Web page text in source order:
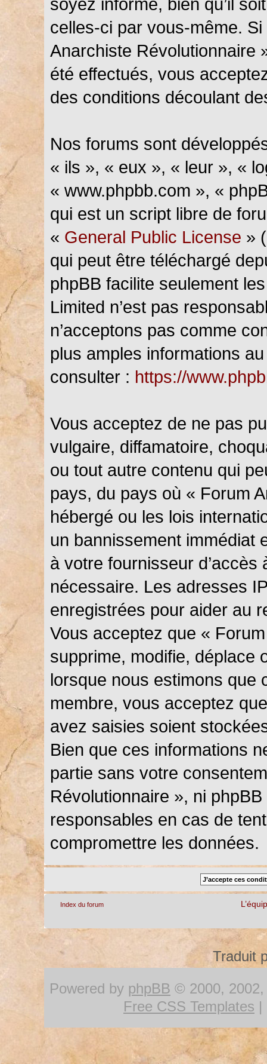
celles-ci par vous-même.
Anarchiste Révolutionnaire
été effectués, vous
des conditions découlant
Nos forums sont
« ils », « eux », « leur », «
« www.phpbb.com », «
qui est un script libre de
« General Public License »
qui peut être téléchargé
phpBB facilite seulement
Limited n’est pas
n’acceptons pas comme
plus amples informations
consulter : https://
Vous acceptez de ne pas
vulgaire, diffamatoire,
ou tout autre contenu qui
pays, du pays où « Forum
hébergé ou les lois
un bannissement immédiat
à votre fournisseur
nécessaire. Les adresses
enregistrées pour aider au
Vous acceptez que «
supprime, modifie, déplace
lorsque nous estimons que
membre, vous acceptez
avez saisies soient
Bien que ces informations
partie sans votre
Révolutionnaire », ni
responsables en cas de
compromettre les données.
Index du forum
Traduit
Powered by phpBB © 2000, 2002,
Free CSS Templates |